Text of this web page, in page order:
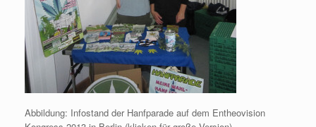
Abbildung: Infostand der Hanfparade auf dem Entheovision